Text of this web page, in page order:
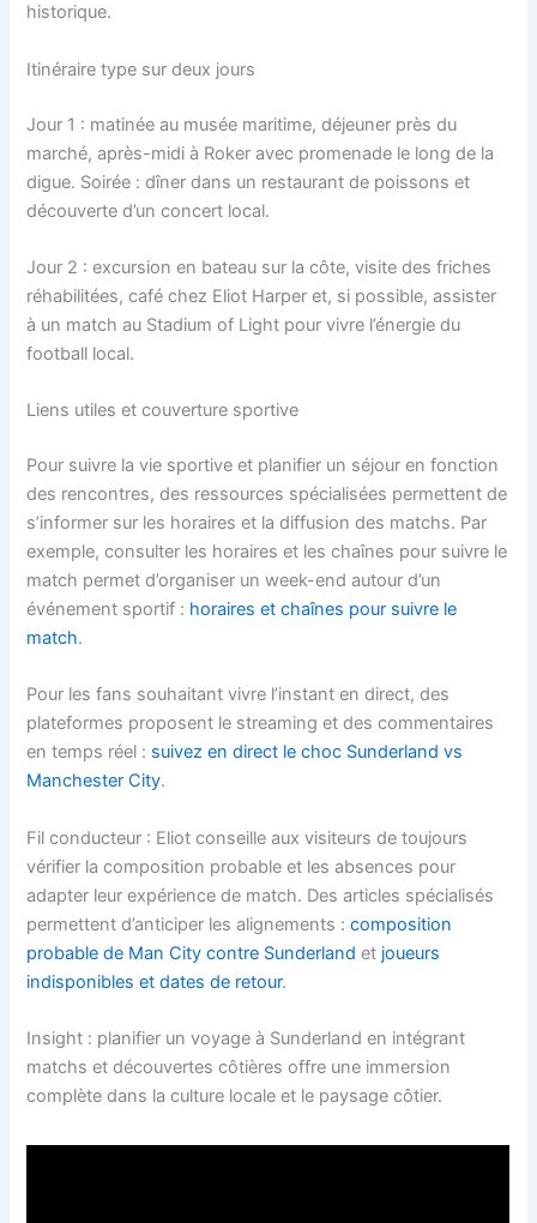
historique.
Itinéraire type sur deux jours
Jour 1 : matinée au musée maritime, déjeuner près du
marché, après-midi à Roker avec promenade le long de la
digue. Soirée : dîner dans un restaurant de poissons et
découverte d’un concert local.
Jour 2 : excursion en bateau sur la côte, visite des friches
réhabilitées, café chez Eliot Harper et, si possible, assister
à un match au Stadium of Light pour vivre l’énergie du
football local.
Liens utiles et couverture sportive
Pour suivre la vie sportive et planifier un séjour en fonction
des rencontres, des ressources spécialisées permettent de
s’informer sur les horaires et la diffusion des matchs. Par
exemple, consulter les horaires et les chaînes pour suivre le
match permet d’organiser un week-end autour d’un
événement sportif : horaires et chaînes pour suivre le
match.
Pour les fans souhaitant vivre l’instant en direct, des
plateformes proposent le streaming et des commentaires
en temps réel : suivez en direct le choc Sunderland vs
Manchester City.
Fil conducteur : Eliot conseille aux visiteurs de toujours
vérifier la composition probable et les absences pour
adapter leur expérience de match. Des articles spécialisés
permettent d’anticiper les alignements :composition
probable de Man City contre Sunderland et joueurs
indisponibles et dates de retour.
Insight : planifier un voyage à Sunderland en intégrant
matchs et découvertes côtières offre une immersion
complète dans la culture locale et le paysage côtier.